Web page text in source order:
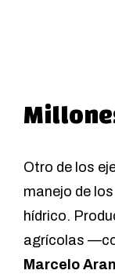
Otro de los
manejo de
hídrico.
agrícolas
Marcelo